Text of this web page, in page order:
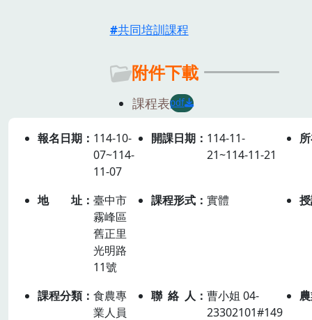
共同培訓課程
附件下載
課程表pdf
報名日期
114-10-
07~114-
11-07
開課日期
114-11-
21~114-11-21
地址
臺中市
霧峰區
舊正里
光明路
11號
課程形式 實體
課程分類
食農專
業人員
聯絡人
曹小姐 04-
23302101#149